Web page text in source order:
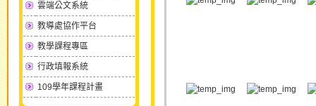
雲端公文系統
教導處協作平台
教學課程專區
行政填報系統
109學年課程計畫